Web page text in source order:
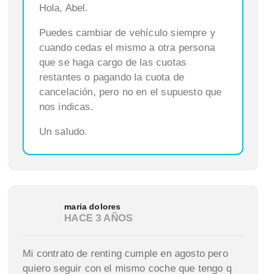
Hola, Abel.
Puedes cambiar de vehículo siempre y
cuando cedas el mismo a otra persona
que se haga cargo de las cuotas
restantes o pagando la cuota de
cancelación, pero no en el supuesto que
nos indicas.
Un saludo.
maria dolores
HACE 3 AÑOS
Mi contrato de renting cumple en agosto pero
quiero seguir con el mismo coche que tengo q